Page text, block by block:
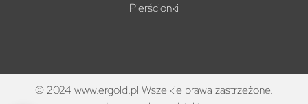
Pierścionki
© 2024 www.ergold.pl Wszelkie prawa zastrzeżone.